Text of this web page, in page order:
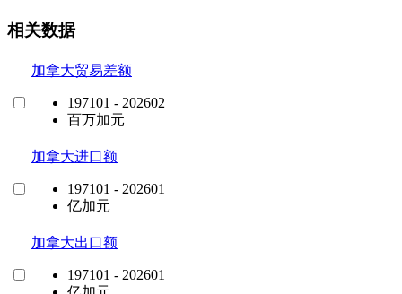
相关数据
加拿大贸易差额
197101 - 202602
百万加元
加拿大进口额
197101 - 202601
亿加元
加拿大出口额
197101 - 202601